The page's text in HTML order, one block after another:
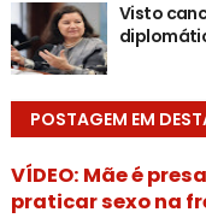
Visto
POSTAGEM EM
VÍDEO: Mãe é
praticar sexo na